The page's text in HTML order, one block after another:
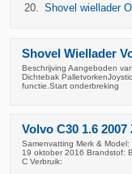
Shovel wiellader
Shovel Wiellader
Beschrijving Aangeboden
Dichtebak
functie.Start onderbreking
Volvo C30 1.6
Samenvatting Merk &
19 oktober 2016 Brandstof:
C Verbruik: